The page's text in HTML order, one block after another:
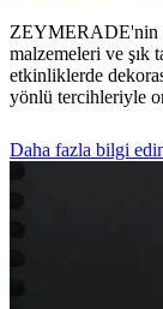
ZEYMERADE'nin
malzemeleri ve şık
etkinliklerde
yönlü tercihleriyle
Daha fazla bilgi